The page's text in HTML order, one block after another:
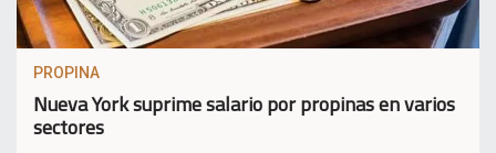
PROPINA
Nueva York suprime salario por propinas en varios
sectores